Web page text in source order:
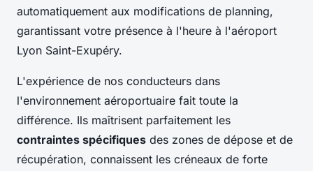
automatiquement aux modifications de planning,
garantissant votre présence à l'heure à l'aéroport
Lyon Saint-Exupéry.
L'expérience de nos conducteurs dans
l'environnement aéroportuaire fait toute la
différence. Ils maîtrisent parfaitement les
contraintes spécifiques des zones de dépose et de
récupération, connaissent les créneaux de forte